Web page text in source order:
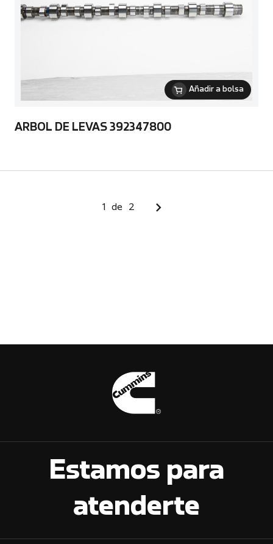
Añadir a bolsa
ARBOL DE LEVAS 392347800
1 de 2
Estamos para
atenderte